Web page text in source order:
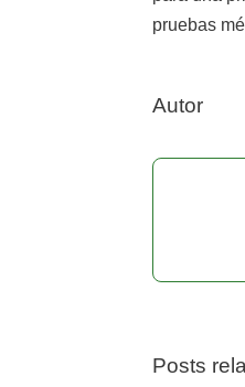
pruebas
Autor
Posts